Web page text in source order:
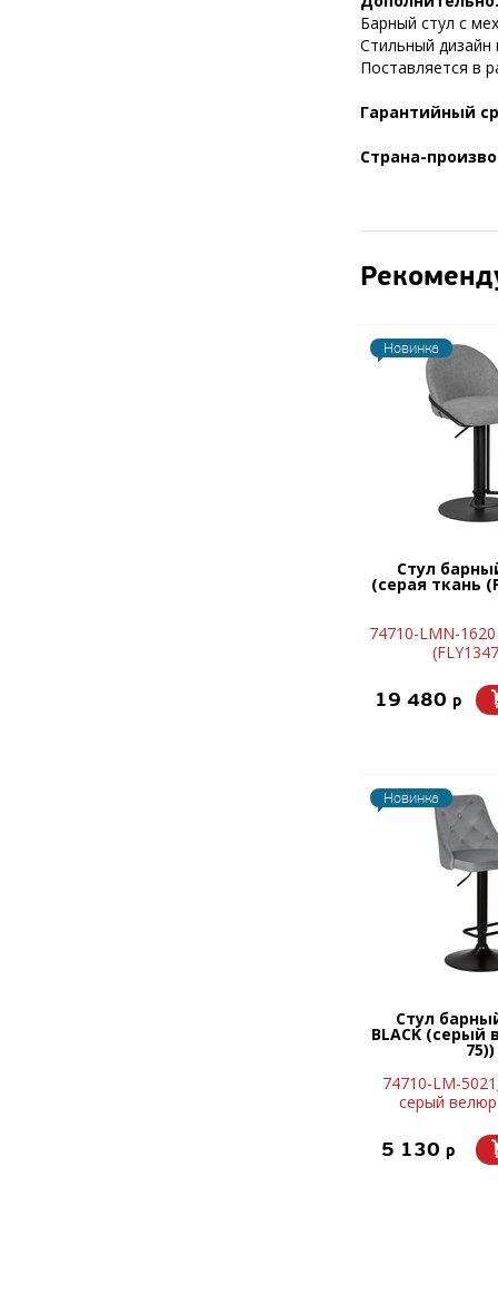
Барный стул с
Стильный дизайн
Поставляется в
Гарантийный
Страна-
Новинка
Стул
(серая ткань
74710-LMN-
19 480 p
Новинка
Стул
BLACK (серый
75))
74710-LM-
серый велюр
5 130 p